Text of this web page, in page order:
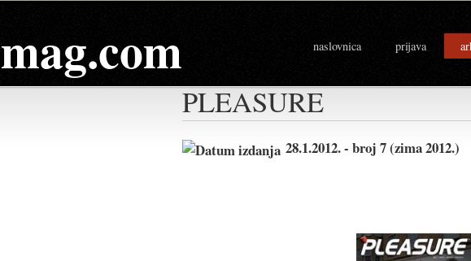
mag.com naslovnica prijava
PLEASURE
28.1.2012. - broj 7 (zima 2012.)